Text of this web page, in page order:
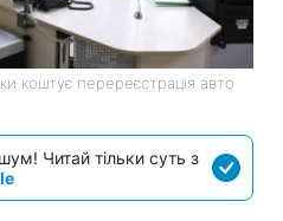
коштує перереєстрація авто
Читай тільки суть з